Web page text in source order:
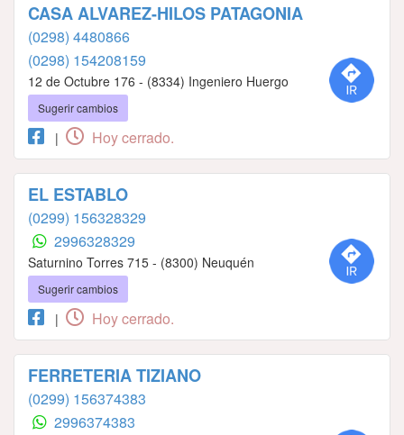
CASA ALVAREZ-HILOS PATAGONIA
(0298) 4480866
(0298) 154208159
12 de Octubre 176 - (8334) Ingeniero Huergo
Sugerir cambios
| Hoy cerrado.
EL ESTABLO
(0299) 156328329
2996328329
Saturnino Torres 715 - (8300) Neuquén
Sugerir cambios
| Hoy cerrado.
FERRETERIA TIZIANO
(0299) 156374383
2996374383